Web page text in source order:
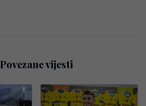
Povezane vijesti